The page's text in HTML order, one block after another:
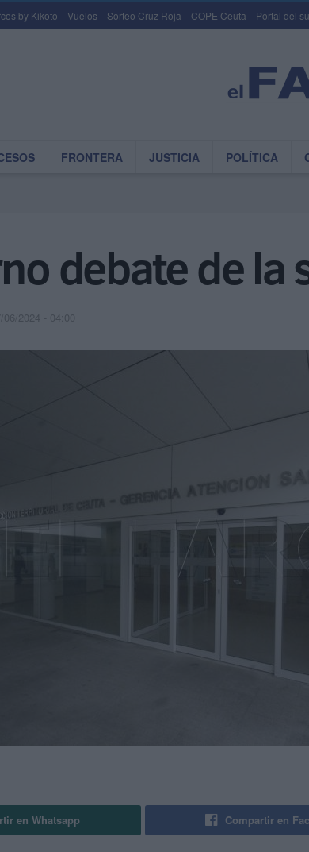
by Kikoto Vuelos Sorteo Cruz Roja COPE Ceuta Portal del
FRONTERA JUSTICIA POLÍTICA
debate de la
06/2024 - 04:00
en Whatsapp Compartir en